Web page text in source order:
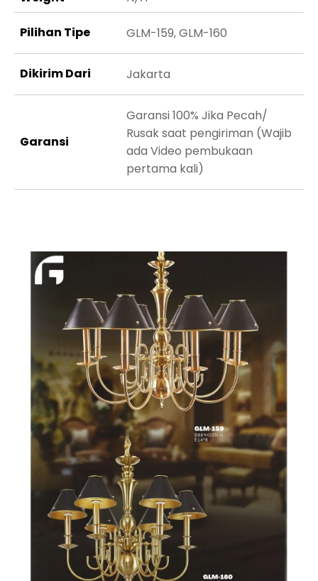
Pilihan Tipe GLM-159, GLM-160
Dikirim Dari Jakarta
Garansi
Garansi 100% Jika Pecah/
Rusak saat pengiriman (Wajib
ada Video pembukaan
pertama kali)